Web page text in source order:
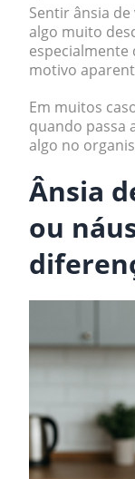
Sentir ânsia
algo muito
especialmente
motivo
Em muitos
quando passa
algo no
Ânsia
ou